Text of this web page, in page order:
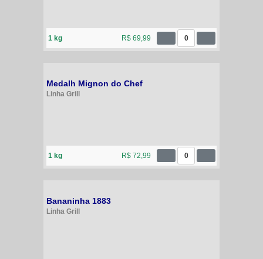
1 kg R$ 69,99 0
Medalh Mignon do Chef
Linha Grill
1 kg R$ 72,99 0
Bananinha 1883
Linha Grill